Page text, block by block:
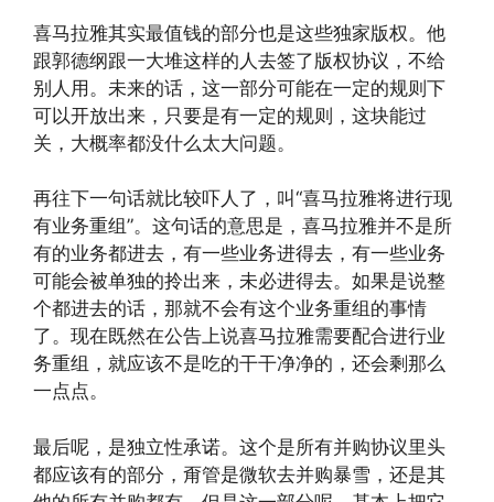
喜马拉雅其实最值钱的部分也是这些独家版权。他
跟郭德纲跟一大堆这样的人去签了版权协议，不给
别人用。未来的话，这一部分可能在一定的规则下
可以开放出来，只要是有一定的规则，这块能过
关，大概率都没什么太大问题。
再往下一句话就比较吓人了，叫“喜马拉雅将进行现
有业务重组”。这句话的意思是，喜马拉雅并不是所
有的业务都进去，有一些业务进得去，有一些业务
可能会被单独的拎出来，未必进得去。如果是说整
个都进去的话，那就不会有这个业务重组的事情
了。现在既然在公告上说喜马拉雅需要配合进行业
务重组，就应该不是吃的干干净净的，还会剩那么
一点点。
最后呢，是独立性承诺。这个是所有并购协议里头
都应该有的部分，甭管是微软去并购暴雪，还是其